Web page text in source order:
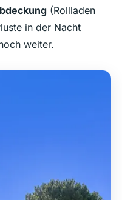
(Rollladen
in der Nacht
weiter.